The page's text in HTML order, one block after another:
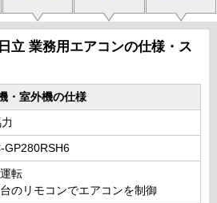
立 業務用エアコンの仕様・ス
・室外機の仕様
GP280RSH6
転
のリモコンでエアコンを制御